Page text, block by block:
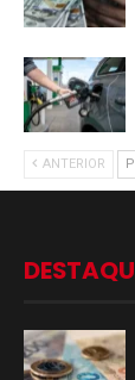
ANTERIOR